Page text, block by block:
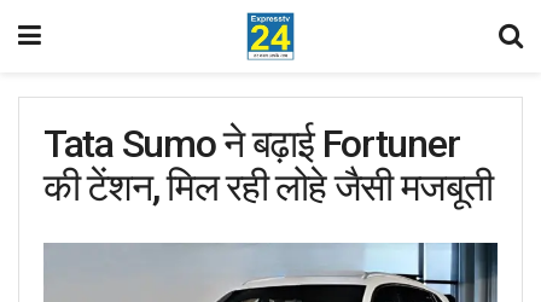
Tata Sumo ने बढ़ाई Fortuner
की टेंशन, मिल रही लोहे जैसी मजबूती